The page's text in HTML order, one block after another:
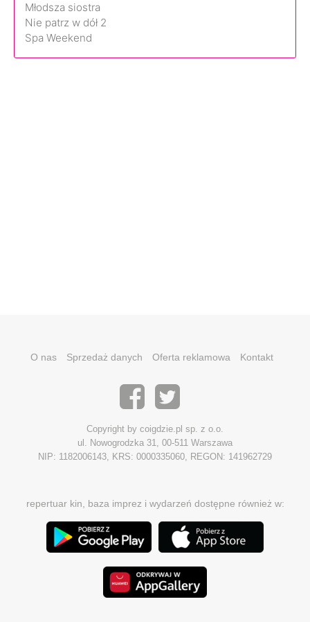
Młodsza siostra
Nie patrz w dół 2
Spa Weekend
O nas Sprzedaż danych Oferta reklamowa Kontakt
Copyright by coigdzie.pl sp. z o.o.
ul. Nowogrodzka 31, 00-511 Warszawa
NIP: 1182006143, KRS: 0000335060, REGON: 141962729
repertuar kin, baza imprez i wydarzeń dostępne również w: